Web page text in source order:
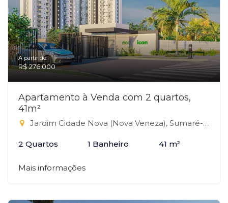
A partir de:
R$ 276.000
Apartamento à Venda com 2 quartos,
41m²
Jardim Cidade Nova (Nova Veneza), Sumaré-SP
2 Quartos 1 Banheiro 41 m²
Mais informações